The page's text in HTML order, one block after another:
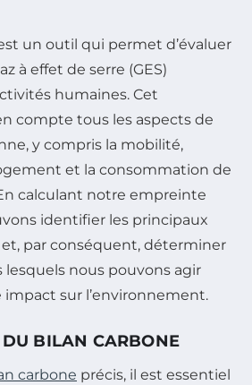
un outil qui permet d’évaluer
à effet de serre (GES)
humaines. Cet
compte tous les aspects de
y compris la mobilité,
et la consommation de
calculant notre empreinte
identifier les principaux
et, par conséquent, déterminer
lesquels nous pouvons agir
sur l’environnement.
DU BILAN CARBONE
carbone précis, il est essentiel